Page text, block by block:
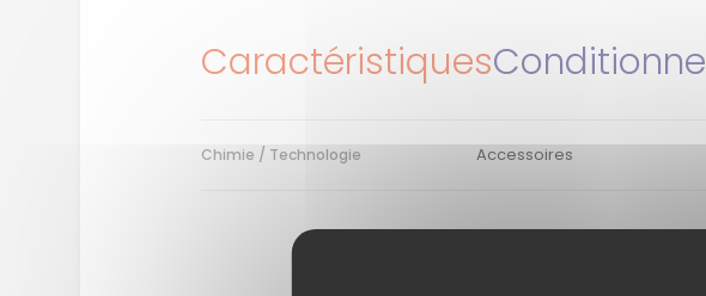
Caractéristiques
Chimie / Technologie Accessoires